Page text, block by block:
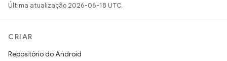
Última atualização 2026-06-18 UTC.
CRIAR
Repositório do Android